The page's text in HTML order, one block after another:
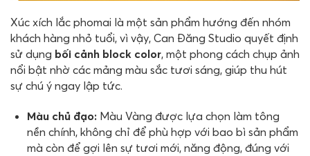
Xúc xích lắc phomai là một sản phẩm hướng đến nhóm
khách hàng nhỏ tuổi, vì vậy, Can Đăng Studio quyết định
sử dụng bối cảnh block color, một phong cách chụp ảnh
nổi bật nhờ các mảng màu sắc tươi sáng, giúp thu hút
sự chú ý ngay lập tức.
Màu chủ đạo: Màu Vàng được lựa chọn làm tông
nền chính, không chỉ để phù hợp với bao bì sản phẩm
mà còn để gợi lên sự tươi mới, năng động, đúng với